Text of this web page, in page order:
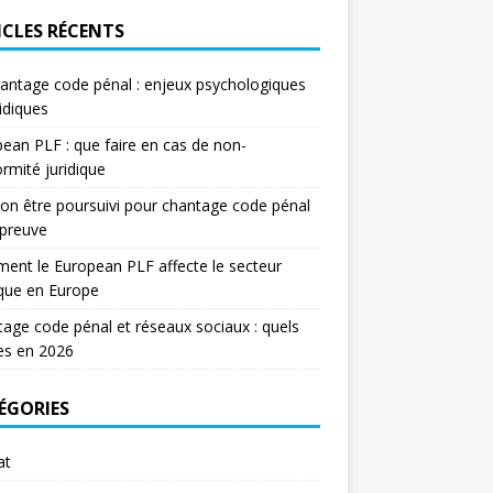
RÉCENTS
code pénal : enjeux psychologiques
PLF : que faire en cas de non-
juridique
être poursuivi pour chantage code pénal
le European PLF affecte le secteur
en Europe
code pénal et réseaux sociaux : quels
en 2026